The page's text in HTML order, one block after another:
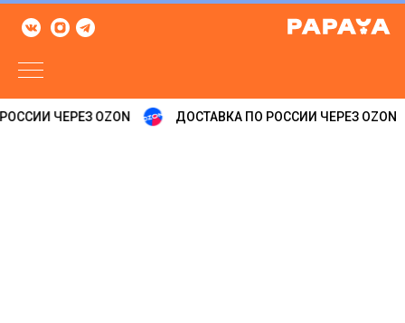
ЧЕРЕЗ OZON ДОСТАВКА ПО РОССИИ ЧЕРЕЗ OZON